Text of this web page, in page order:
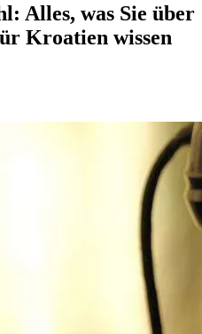
Alles, was Sie über
Kroatien wissen